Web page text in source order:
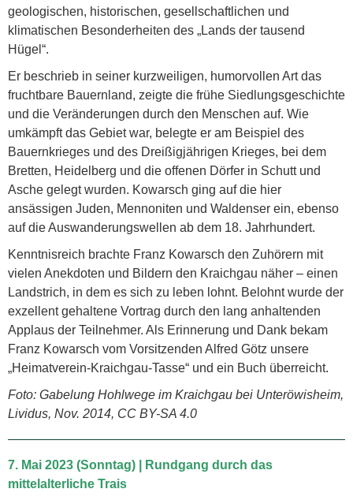
geologischen, historischen, gesellschaftlichen und
klimatischen Besonderheiten des „Lands der tausend
Hügel“.
Er beschrieb in seiner kurzweiligen, humorvollen Art das
fruchtbare Bauernland, zeigte die frühe Siedlungsgeschichte
und die Ver­änderungen durch den Menschen auf. Wie
umkämpft das Gebiet war, belegte er am Beispiel des
Bauernkrieges und des Dreißig­jährigen Krieges, bei dem
Bretten, Heidelberg und die offenen Dörfer in Schutt und
Asche gelegt wurden. Kowarsch ging auf die hier
ansässigen Juden, Mennoniten und Waldenser ein, ebenso
auf die Auswanderungswellen ab dem 18. Jahrhundert.
Kenntnisreich brachte Franz Kowarsch den Zuhörern mit
vielen Anekdoten und Bildern den Kraichgau näher – einen
Landstrich, in dem es sich zu leben lohnt. Belohnt wurde der
exzellent gehaltene Vortrag durch den lang anhaltenden
Applaus der Teilnehmer. Als Erinnerung und Dank bekam
Franz Kowarsch vom Vorsitzenden Alfred Götz unsere
„Heimatverein-Kraichgau-Tasse“ und ein Buch überreicht.
Foto: Gabelung Hohlwege im Kraichgau bei Unteröwisheim,
Lividus, Nov. 2014, CC BY-SA 4.0
7. Mai 2023 (Sonntag) | Rundgang durch das
mittelalterliche Trais